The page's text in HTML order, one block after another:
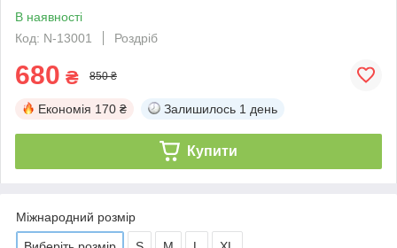
В наявності
Код: N-13001
Роздріб
680 ₴ 850 ₴
Економія 170 ₴ Залишилось 1 день
Купити
Міжнародний розмір